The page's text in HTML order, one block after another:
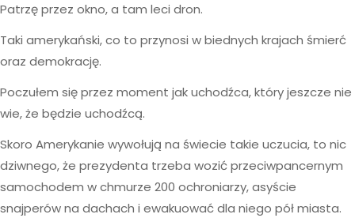
Patrzę przez okno, a tam leci dron.
Taki amerykański, co to przynosi w biednych krajach śmierć
oraz demokrację.
Poczułem się przez moment jak uchodźca, który jeszcze nie
wie, że będzie uchodźcą.
Skoro Amerykanie wywołują na świecie takie uczucia, to nic
dziwnego, że prezydenta trzeba wozić przeciwpancernym
samochodem w chmurze 200 ochroniarzy, asyście
snajperów na dachach i ewakuować dla niego pół miasta.